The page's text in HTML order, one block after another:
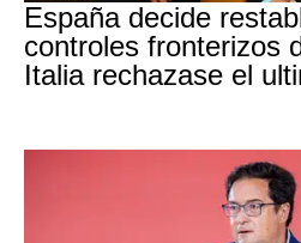
España decide
controles fronterizos
Italia rechazase el